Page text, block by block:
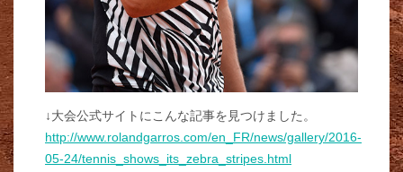
↓大会公式サイトにこんな記事を見つけました。
http://www.rolandgarros.com/en_FR/news/gallery/2016-
05-24/tennis_shows_its_zebra_stripes.html